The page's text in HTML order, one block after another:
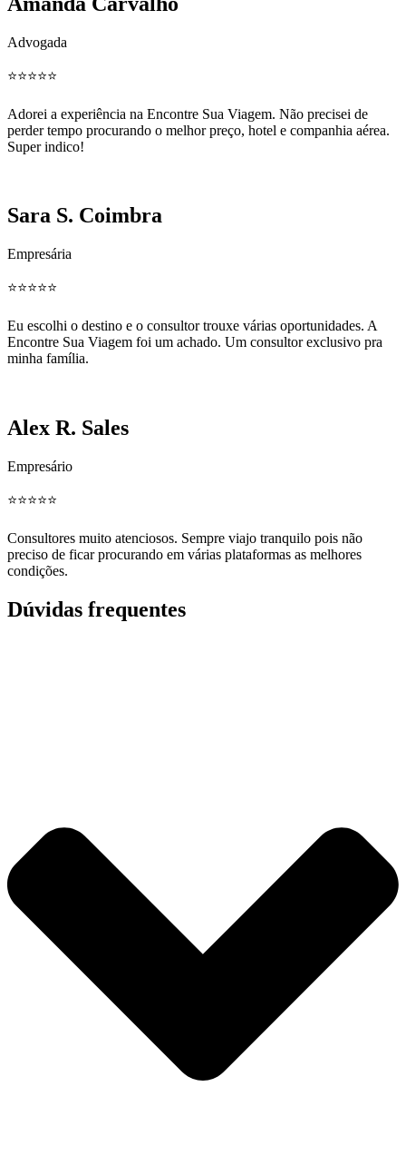
Advogada
⭐️⭐️⭐️⭐️⭐️
Adorei a experiência na Encontre Sua Viagem. Não precisei de
perder tempo procurando o melhor preço, hotel e companhia aérea.
Super indico!
Sara S. Coimbra
Empresária
⭐️⭐️⭐️⭐️⭐️
Eu escolhi o destino e o consultor trouxe várias oportunidades. A
Encontre Sua Viagem foi um achado. Um consultor exclusivo pra
minha família.
Alex R. Sales
Empresário
⭐️⭐️⭐️⭐️⭐️
Consultores muito atenciosos. Sempre viajo tranquilo pois não
preciso de ficar procurando em várias plataformas as melhores
condições.
Dúvidas frequentes